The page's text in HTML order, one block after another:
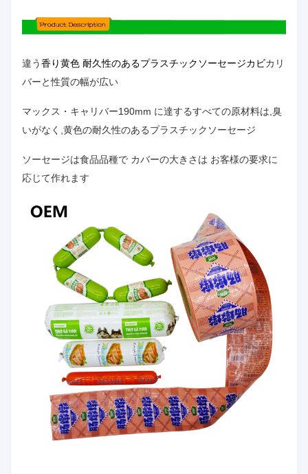
違う香り黄色 耐久性のあるプラスチックソーセージカビカリ
バーと性質の幅が広い
マックス・キャリバー190mm に達するすべての原材料は,臭
いがなく,黄色の耐久性のあるプラスチックソーセージ
ソーセージは食品品種で カバーの大きさは お客様の要求に
応じて作れます